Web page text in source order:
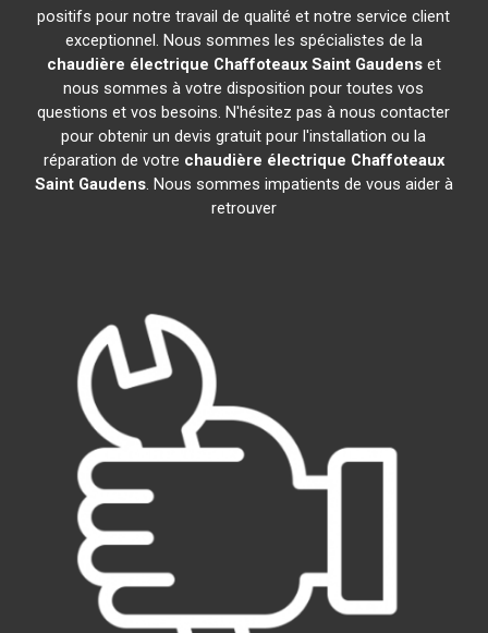
positifs pour notre travail de qualité et notre service client
exceptionnel. Nous sommes les spécialistes de la
chaudière électrique Chaffoteaux Saint Gaudenset
nous sommes à votre disposition pour toutes vos
questions et vos besoins. N'hésitez pas à nous contacter
pour obtenir un devis gratuit pour l'installation ou la
réparation de votre chaudière électrique Chaffoteaux
Saint Gaudens. Nous sommes impatients de vous aider à
retrouver